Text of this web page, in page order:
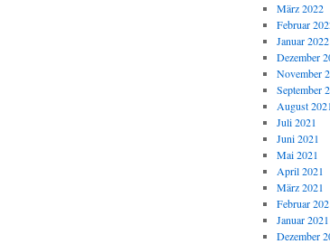
März 2022
Februar
Januar 2022
Dezember
November
September
August 2021
Juli 2021
Juni 2021
Mai 2021
April 2021
März 2021
Februar
Januar 2021
Dezember